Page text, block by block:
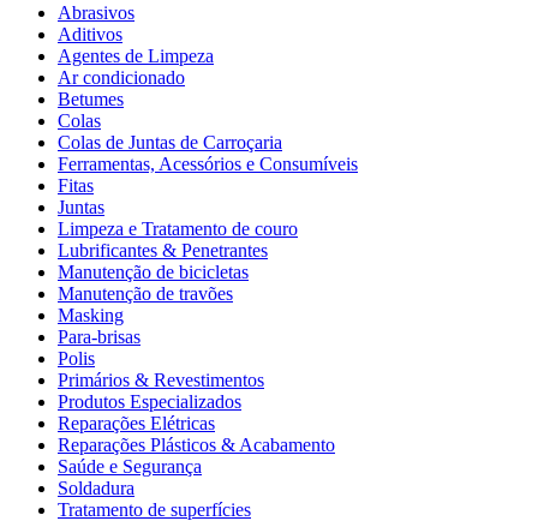
Abrasivos
Aditivos
Agentes de Limpeza
Ar condicionado
Betumes
Colas
Colas de Juntas de Carroçaria
Ferramentas, Acessórios e Consumíveis
Fitas
Juntas
Limpeza e Tratamento de couro
Lubrificantes & Penetrantes
Manutenção de bicicletas
Manutenção de travões
Masking
Para-brisas
Polis
Primários & Revestimentos
Produtos Especializados
Reparações Elétricas
Reparações Plásticos & Acabamento
Saúde e Segurança
Soldadura
Tratamento de superfícies